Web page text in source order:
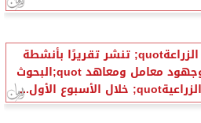
الزراعةquot; تنشر تقريرًا بأنشطة
وجهود معامل ومعاهد quot;البحوث
الزراعيةquot; خلال الأسبوع الأول...